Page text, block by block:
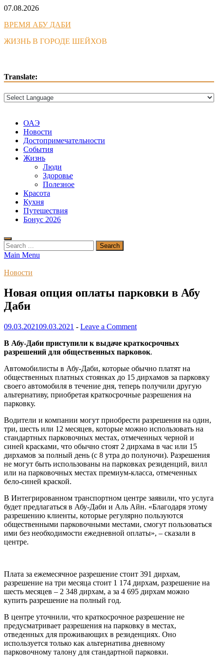
Skip
content
07.08.2026
ВРЕМЯ АБУ ДАБИ
ЖИЗНЬ В ГОРОДЕ ШЕЙХОВ
Translate:
ОАЭ
Новости
Достопримечательности
События
Жизнь
Люди
Здоровье
Полезное
Красота
Кухня
Путешествия
Бонус 2026
Search
for:
Main Menu
Новости
Новая опция оплаты парковки в Абу
Даби
09.03.202109.03.2021 - Leave a Comment
В Абу-Даби приступили к выдаче краткосрочных
разрешений для общественных парковок.
Автомобилисты в Абу-Даби, которые обычно платят на
общественных платных стоянках до 15 дирхамов за парковку
своего автомобиля в течение дня, теперь получили другую
альтернативу, приобретая краткосрочные разрешения на
парковку.
Водители и компании могут приобрести разрешения на один,
три, шесть или 12 месяцев, которые можно использовать на
стандартных парковочных местах, отмеченных черной и
синей красками, что обычно стоят 2 дирхама в час или 15
дирхамов за полный день (с 8 утра до полуночи). Разрешения
не могут быть использованы на парковках резиденций, вилл
или на парковочных местах премиум-класса, отмеченных
бело-синей краской.
В Интегрированном транспортном центре заявили, что услуга
будет предлагаться в Абу-Даби и Аль Айн. «Благодаря этому
разрешению клиенты, которые регулярно пользуются
общественными парковочными местами, смогут пользоваться
ими без необходимости ежедневной оплаты», – сказали в
центре.
Плата за ежемесячное разрешение стоит 391 дирхам,
разрешение на три месяца стоит 1 174 дирхам, разрешение на
шесть месяцев – 2 348 дирхам, а за 4 695 дирхам можно
купить разрешение на полный год.
В центре уточнили, что краткосрочное разрешение не
предусматривает разрешения на парковку в местах,
отведенных для проживающих в резиденциях. Оно
используется только как альтернатива дневному
парковочному талону для стандартной парковки.